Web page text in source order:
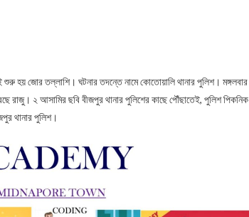
শুরু হয় জোর তল্লাশি। ঘটনার তদন্তে নামে কোতোয়ালি থানার পুলিশ। মঙ্গলবার
রাজু। ২ আসামির ছবি বীজপুর থানার পুলিশের কাছে পৌঁছাতেই, পুলিশ পিকনিক
থানার পুলিশ।